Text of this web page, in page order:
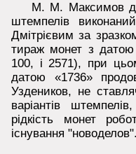
М. М. Максимов
штемпелів
Дмітрієвим за
тираж монет з датою
100, і 2571), при
датою «1736»
Уздеников, не
варіантів
рідкість монет
існування